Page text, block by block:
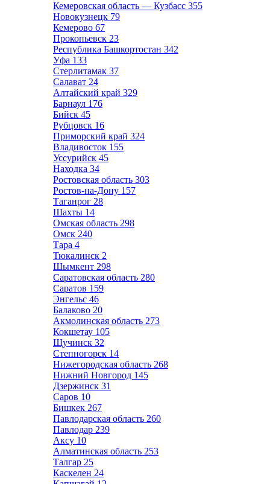
Кемеровская область — Кузбасс 355
Новокузнецк 79
Кемерово 67
Прокопьевск 23
Республика Башкортостан 342
Уфа 133
Стерлитамак 37
Салават 24
Алтайский край 329
Барнаул 176
Бийск 45
Рубцовск 16
Приморский край 324
Владивосток 155
Уссурийск 45
Находка 34
Ростовская область 303
Ростов-на-Дону 157
Таганрог 28
Шахты 14
Омская область 298
Омск 240
Тара 4
Тюкалинск 2
Шымкент 298
Саратовская область 280
Саратов 159
Энгельс 46
Балаково 20
Акмолинская область 273
Кокшетау 105
Щучинск 32
Степногорск 14
Нижегородская область 268
Нижний Новгород 145
Дзержинск 31
Саров 10
Бишкек 267
Павлодарская область 260
Павлодар 239
Аксу 10
Алматинская область 253
Талгар 25
Каскелен 24